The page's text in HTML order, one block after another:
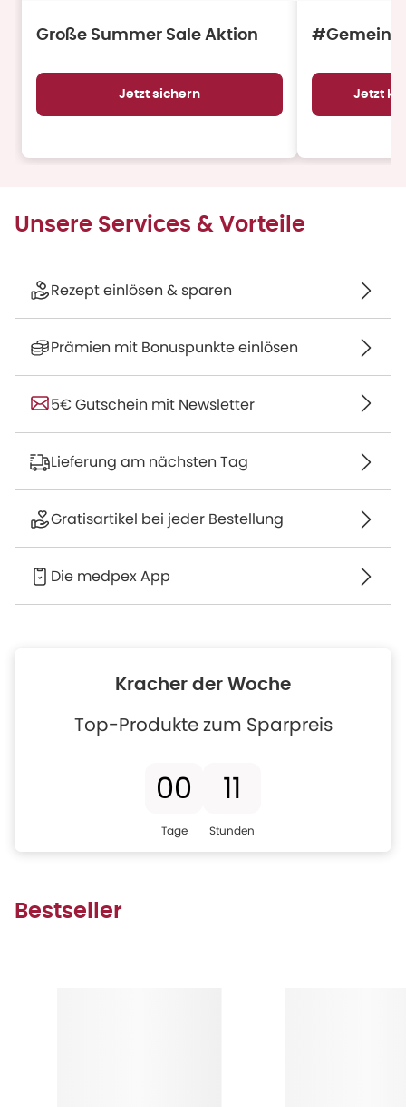
Große Summer Sale Aktion
Jetzt sichern Jetzt
Unsere Services & Vorteile
Rezept einlösen & sparen
Prämien mit Bonuspunkte einlösen
5€ Gutschein mit Newsletter
Lieferung am nächsten Tag
Gratisartikel bei jeder Bestellung
Die medpex App
Kracher der Woche
Top-Produkte zum Sparpreis
00
Tage
11
Stunden
Bestseller